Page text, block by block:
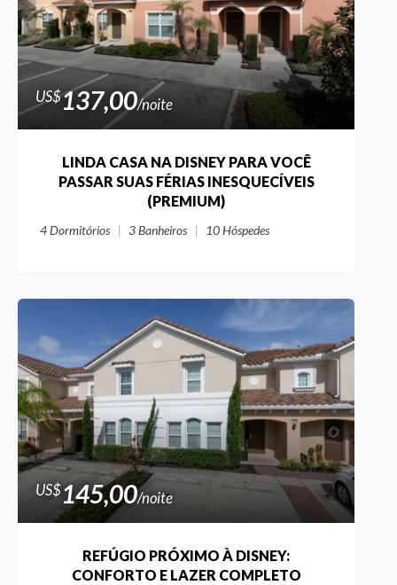
US$137,00/noite
LINDA CASA NA DISNEY PARA VOCÊ
PASSAR SUAS FÉRIAS INESQUECÍVEIS
(PREMIUM)
4Dormitórios 3Banheiros 10Hóspedes
US$145,00/noite
REFÚGIO PRÓXIMO À DISNEY:
CONFORTO E LAZER COMPLETO